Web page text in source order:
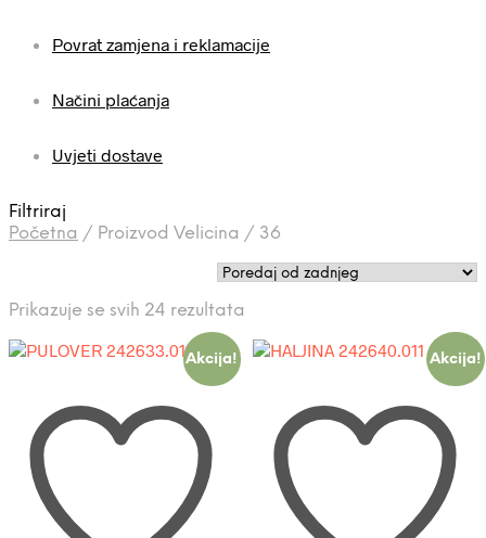
Povrat zamjena i reklamacije
Načini plaćanja
Uvjeti dostave
Filtriraj
Početna / Proizvod Velicina / 36
Prikazuje se svih 24 rezultata
najnovijem
Akcija! Akcija!